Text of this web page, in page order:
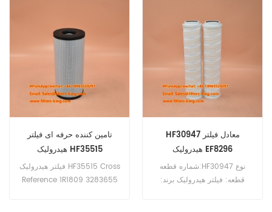
تامین کننده حرفه ای فیلتر
هیدرولیک HF35515
فیلتر هیدرولیک HF35515 Cross
Reference 1R1809 3283655
HF30947 معادل فیلتر
هیدرولیک EF8296
شماره قطعه:HF30947 نوع
قطعه: فیلتر هیدرولیک برند: